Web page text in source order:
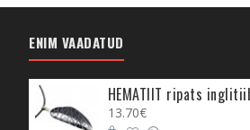
ENIM VAADATUD
13.70€